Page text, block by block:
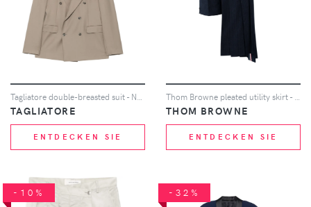
TAGLIATORE
ENTDECKEN SIE
THOM BROWNE
ENTDECKEN SIE
-10% -32%